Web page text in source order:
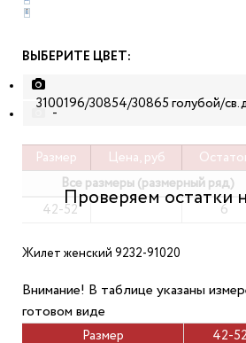
ВЫБЕРИТЕ ЦВЕТ:
3100196/30854/30865 голубой/
-
Размер Цена, руб
Все размеры (размерный ряд)
42-52 6
Жилет женский 9232-91020
Внимание! В таблице указаны
готовом виде
Размер 42-52